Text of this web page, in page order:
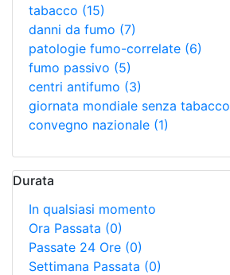
tabacco (15)
danni da fumo (7)
patologie fumo-correlate (6)
fumo passivo (5)
centri antifumo (3)
giornata mondiale senza tabacco
convegno nazionale (1)
Durata
In qualsiasi momento
Ora Passata (0)
Passate 24 Ore (0)
Settimana Passata (0)